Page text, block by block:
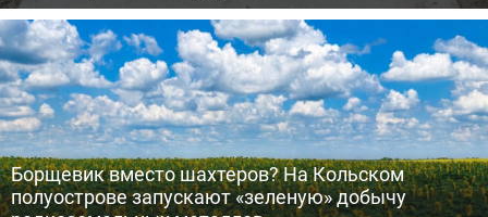
Борщевик вместо шахтеров? На Кольском
полуострове запускают «зеленую» добычу